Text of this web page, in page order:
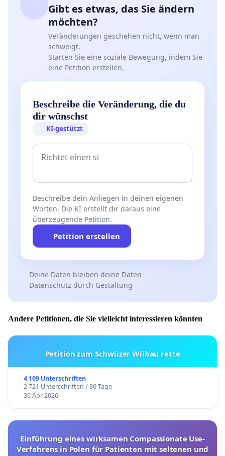
Gibt es etwas, das Sie ändern
möchten?
Veränderungen geschehen nicht, wenn man
schweigt.
Starten Sie eine soziale Bewegung, indem Sie
eine Petition erstellen.
Beschreibe die Veränderung, die du
dir wünschst
KI-gestützt
Beschreibe dein Anliegen in deinen eigenen
Worten. Die KI erstellt dir daraus eine
überzeugende Petition.
Petition erstellen
Deine Daten bleiben deine Daten
Datenschutz durch Gestaltung
Andere Petitionen, die Sie vielleicht interessieren könnten
Petition zum Schwiizer Wiibau rette
4 109 Unterschriften
2 721 Unterschriften / 30 Tage
30 Apr 2026
Einführung eines wirksamen Compassionate Use-
Verfahrens in Polen für Patienten mit seltenen und